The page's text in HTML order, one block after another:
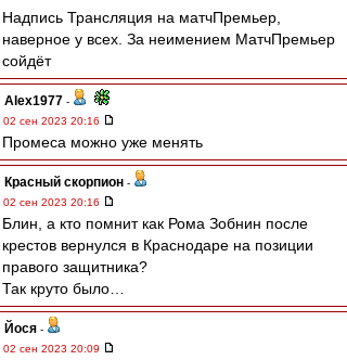
Надпись Трансляция на матчПремьер,
наверное у всех. За неимением МатчПремьер
сойдёт
Alex1977 -
02 сен 2023 20:16
Промеса можно уже менять
Красный скорпион -
02 сен 2023 20:16
Блин, а кто помнит как Рома Зобнин после
крестов вернулся в Краснодаре на позиции
правого защитника?
Так круто было…
Йося -
02 сен 2023 20:09